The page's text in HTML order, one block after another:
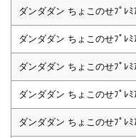
ダンダダン ちょこのせﾌﾟﾚ
ダンダダン ちょこのせﾌﾟﾚ
ダンダダン ちょこのせﾌﾟﾚ
ダンダダン ちょこのせﾌﾟﾚﾐ
ダンダダン ちょこのせﾌﾟﾚ